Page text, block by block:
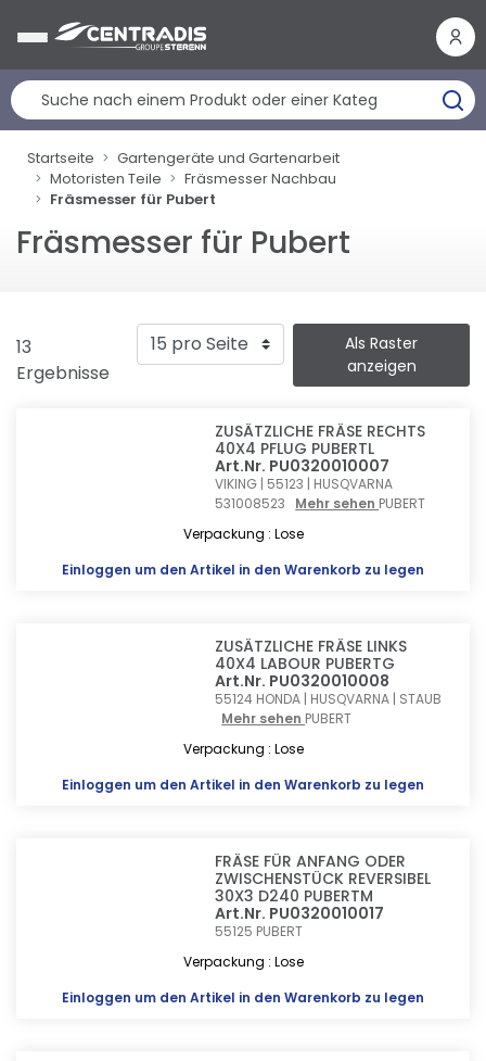
Startseite
Gartengeräte und Gartenarbeit
Motoristen Teile
Fräsmesser Nachbau
Fräsmesser für Pubert
Fräsmesser für Pubert
13
Ergebnisse
Als Raster
anzeigen
ZUSÄTZLICHE FRÄSE RECHTS
40X4 PFLUG PUBERTL
Art.Nr. PU0320010007
VIKING | 55123 | HUSQVARNA
531008523 Mehr sehen PUBERT
Verpackung : Lose
Einloggen um den Artikel in den Warenkorb zu legen
ZUSÄTZLICHE FRÄSE LINKS
40X4 LABOUR PUBERTG
Art.Nr. PU0320010008
55124 HONDA | HUSQVARNA | STAUB
Mehr sehen PUBERT
Verpackung : Lose
Einloggen um den Artikel in den Warenkorb zu legen
FRÄSE FÜR ANFANG ODER
ZWISCHENSTÜCK REVERSIBEL
30X3 D240 PUBERTM
Art.Nr. PU0320010017
55125 PUBERT
Verpackung : Lose
Einloggen um den Artikel in den Warenkorb zu legen